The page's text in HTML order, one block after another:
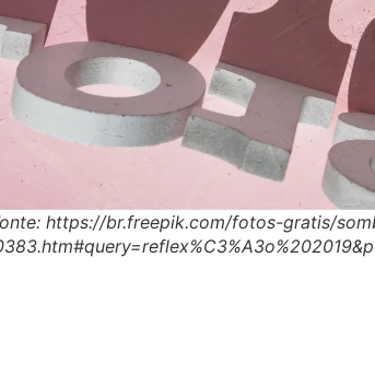
https://br.freepik.com/fotos-gratis/